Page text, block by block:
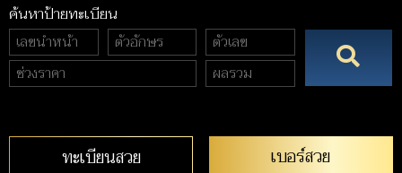
ค้นหาป้ายทะเบียน
ทะเบียนสวย เบอร์สวย